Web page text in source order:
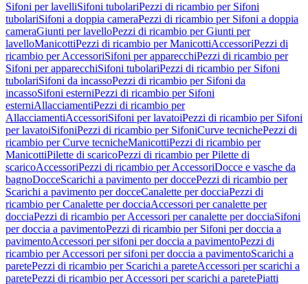
Sifoni per lavelliSifoni tubolariPezzi di ricambio per Sifoni
tubolariSifoni a doppia cameraPezzi di ricambio per Sifoni a doppia
cameraGiunti per lavelloPezzi di ricambio per Giunti per
lavelloManicottiPezzi di ricambio per ManicottiAccessoriPezzi di
ricambio per AccessoriSifoni per apparecchiPezzi di ricambio per
Sifoni per apparecchiSifoni tubolariPezzi di ricambio per Sifoni
tubolariSifoni da incassoPezzi di ricambio per Sifoni da
incassoSifoni esterniPezzi di ricambio per Sifoni
esterniAllacciamentiPezzi di ricambio per
AllacciamentiAccessoriSifoni per lavatoiPezzi di ricambio per Sifoni
per lavatoiSifoniPezzi di ricambio per SifoniCurve tecnichePezzi di
ricambio per Curve tecnicheManicottiPezzi di ricambio per
ManicottiPilette di scaricoPezzi di ricambio per Pilette di
scaricoAccessoriPezzi di ricambio per AccessoriDocce e vasche da
bagnoDocceScarichi a pavimento per doccePezzi di ricambio per
Scarichi a pavimento per docceCanalette per docciaPezzi di
ricambio per Canalette per docciaAccessori per canalette per
docciaPezzi di ricambio per Accessori per canalette per docciaSifoni
per doccia a pavimentoPezzi di ricambio per Sifoni per doccia a
pavimentoAccessori per sifoni per doccia a pavimentoPezzi di
ricambio per Accessori per sifoni per doccia a pavimentoScarichi a
paretePezzi di ricambio per Scarichi a pareteAccessori per scarichi a
paretePezzi di ricambio per Accessori per scarichi a paretePiatti